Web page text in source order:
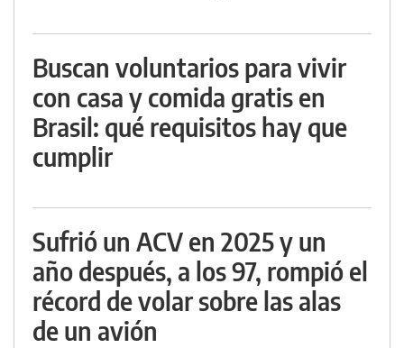
Buscan voluntarios para vivir
con casa y comida gratis en
Brasil: qué requisitos hay que
cumplir
Sufrió un ACV en 2025 y un
año después, a los 97, rompió el
récord de volar sobre las alas
de un avión